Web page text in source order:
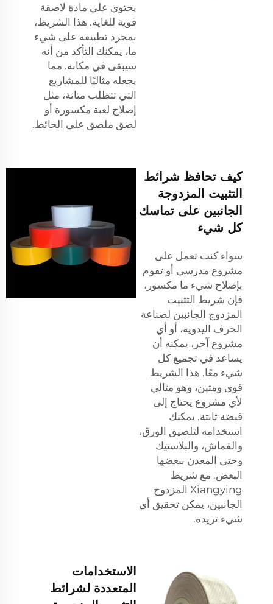
يحتوي على مادة لاصقة
قوية للغاية. هذا الشريط،
بمجرد تطبيقه على شيء
ما، يمكنك التأكد من أنه
سيبقى في مكانه. مما
يجعله مثاليًا للمشاريع
التي تتطلب متانة، مثل
إصلاح لعبة مكسورة أو
لصق ملصق على الحائط.
كيف تحافظ شرائط
التثبيت المزدوجة
الجانبين على تماسك
كل شيء
سواء كنت تعمل على
مشروع مدرسي أو تقوم
بإصلاح شيء ما مكسور،
فإن شريط التثبيت
المزدوج الجانبين لصناعة
الحرف اليدوية، أو أي
مشروع آخر، يمكنه أن
يساعد في تجميع كل
شيء معًا. هذا الشريط
قوي ومتين، وهو مثالي
لأي مشروع يحتاج إلى
قبضة ثابتة. يمكنك
استخدامه لتلصيق الورق،
والقماش، والبلاستيك
وحتى المعدن ببعضها
البعض. مع شريط
Xiangying المزدوج
الجانبين، يمكن تحقيق أي
شيء تريده.
الاستخدامات
المتعددة لشرائط